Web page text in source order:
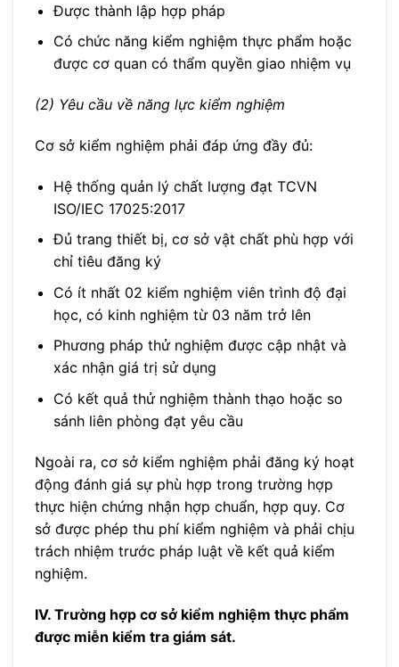
Được thành lập hợp pháp
Có chức năng kiểm nghiệm thực phẩm hoặc
được cơ quan có thẩm quyền giao nhiệm vụ
(2) Yêu cầu về năng lực kiểm nghiệm
Cơ sở kiểm nghiệm phải đáp ứng đầy đủ:
Hệ thống quản lý chất lượng đạt TCVN
ISO/IEC 17025:2017
Đủ trang thiết bị, cơ sở vật chất phù hợp với
chỉ tiêu đăng ký
Có ít nhất 02 kiểm nghiệm viên trình độ đại
học, có kinh nghiệm từ 03 năm trở lên
Phương pháp thử nghiệm được cập nhật và
xác nhận giá trị sử dụng
Có kết quả thử nghiệm thành thạo hoặc so
sánh liên phòng đạt yêu cầu
Ngoài ra, cơ sở kiểm nghiệm phải đăng ký hoạt
động đánh giá sự phù hợp trong trường hợp
thực hiện chứng nhận hợp chuẩn, hợp quy. Cơ
sở được phép thu phí kiểm nghiệm và phải chịu
trách nhiệm trước pháp luật về kết quả kiểm
nghiệm.
IV. Trường hợp cơ sở kiểm nghiệm thực phẩm
được miễn kiểm tra giám sát.